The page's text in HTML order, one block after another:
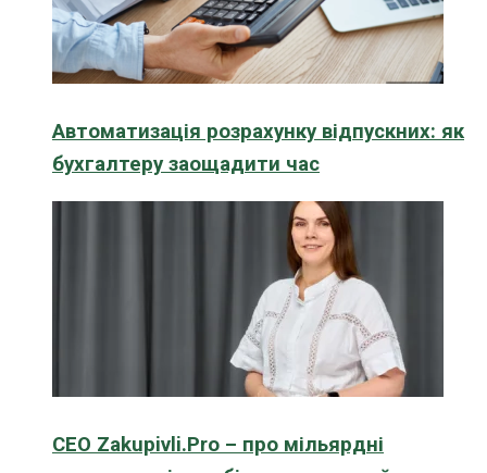
Автоматизація розрахунку відпускних: як
бухгалтеру заощадити час
CEO Zakupivli.Pro – про мільярдні